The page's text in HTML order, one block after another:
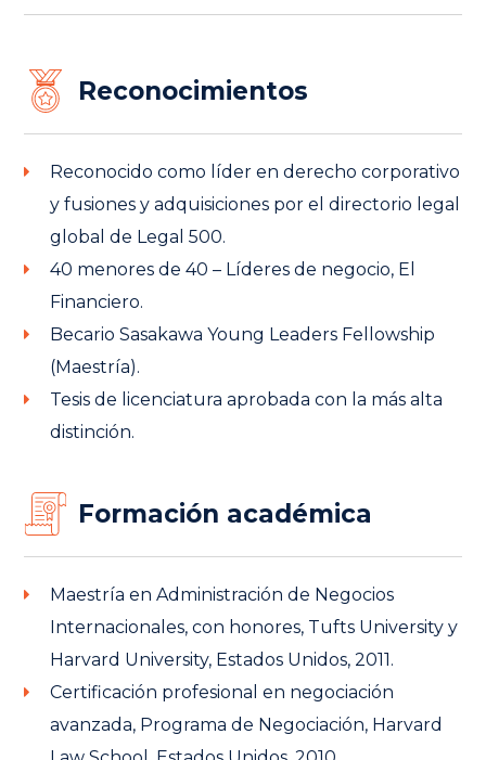
Reconocimientos
Reconocido como líder en derecho corporativo
y fusiones y adquisiciones por el directorio legal
global de Legal 500.
40 menores de 40 – Líderes de negocio, El
Financiero.
Becario Sasakawa Young Leaders Fellowship
(Maestría).
Tesis de licenciatura aprobada con la más alta
distinción.
Formación académica
Maestría en Administración de Negocios
Internacionales, con honores, Tufts University y
Harvard University, Estados Unidos, 2011.
Certificación profesional en negociación
avanzada, Programa de Negociación, Harvard